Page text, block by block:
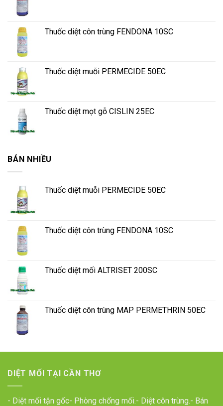
Thuốc diệt côn trùng FENDONA 10SC
Thuốc diệt muỗi PERMECIDE 50EC
Thuốc diệt mọt gỗ CISLIN 25EC
BÁN NHIỀU
Thuốc diệt muỗi PERMECIDE 50EC
Thuốc diệt côn trùng FENDONA 10SC
Thuốc diệt mối ALTRISET 200SC
Thuốc diệt côn trùng MAP PERMETHRIN 50EC
DIỆT MỐI TẠI CẦN THƠ
- Diệt mối tận gốc- Phòng chống mối.- Diệt côn trùng.- Bán